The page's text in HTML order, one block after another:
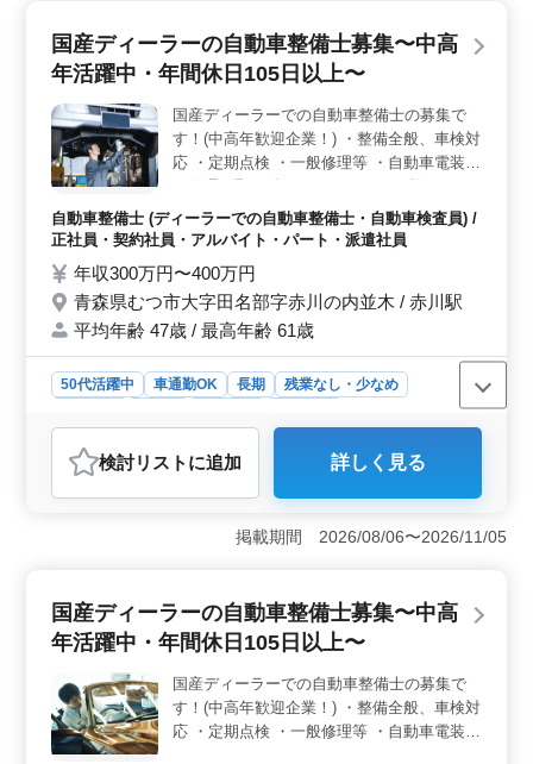
国産ディーラーの自動車整備士募集〜中高
年活躍中・年間休日105日以上〜
国産ディーラーでの自動車整備士の募集で
す！(中高年歓迎企業！) ・整備全般、車検対
応 ・定期点検 ・一般修理等 ・自動車電装品
歓迎致します！ ＊シニア層歓迎（50代の技
術者活躍中） ＊検査員資格ある方優遇☆
自動車整備士 (ディーラーでの自動車整備士・自動車検査員) /
正社員・契約社員・アルバイト・パート・派遣社員
年収300万円〜400万円
青森県むつ市大字田名部字赤川の内並木 / 赤川駅
平均年齢 47歳 / 最高年齢 61歳
50代活躍中 車通勤OK 長期
残業なし・少なめ
自動車整備士
おすすめポイント
＜地域への貢献と安定感＞ 地域密着型のディーラー
で、むつ市に拠点を置いています。地元に愛され、地域
社会への貢献ができる環境です。安定した企業で働き、
による柔軟な休暇があります。夏季休業、年末年始、GW
休暇などがあり、プライベートと仕事を両立させやすい
境です。 ＜技術者向けの充実した環境＞ 自動車整
備経験10年以上のシニア層が活躍中です。技術者として
のスキルを存分に発揮でき、検査員資格保有者は評価さ
れます。キャリアのさらなる向上が期待できます。
検討リスト に追加 詳しく見る
掲載期間 2026/08/06〜2026/11/05
国産ディーラーの自動車整備士募集〜中高
年活躍中・年間休日105日以上〜
国産ディーラーでの自動車整備士の募集で
す！(中高年歓迎企業！) ・整備全般、車検対
応 ・定期点検 ・一般修理等 ・自動車電装品